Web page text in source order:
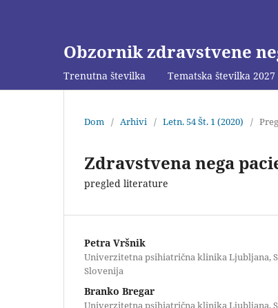
Obzornik zdravstvene
Trenutna številka Tematska številka 2027
Dom / Arhivi / Letn. 54 Št. 1 (2020) /
Zdravstvena nega
pregled literature
Petra Vršnik
Univerzitetna psihiatrična klinika Ljubljana,
Slovenija
Branko Bregar
Univerzitetna psihiatrična klinika Ljubljana,